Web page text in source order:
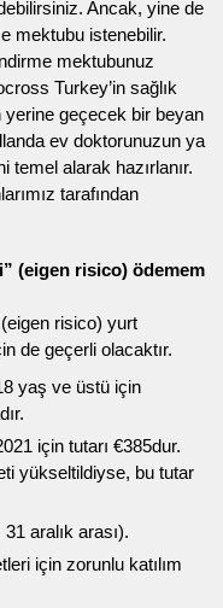
Ancak, yine de
mektubu istenebilir.
mektubunuz
Turkey’in sağlık
yerine geçecek bir beyan
ev doktorunuzun ya
alarak hazırlanır.
tarafından
(eigen risico) ödemem
(eigen risico) yurt
de geçerli olacaktır.
yaş ve üstü için
için tutarı €385dur.
yükseltildiyse, bu tutar
aralık arası).
için zorunlu katılım